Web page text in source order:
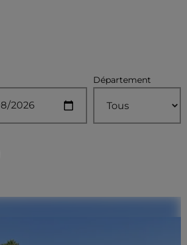
Département